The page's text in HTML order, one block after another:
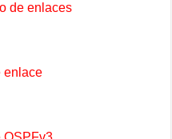
de enlaces
enlace